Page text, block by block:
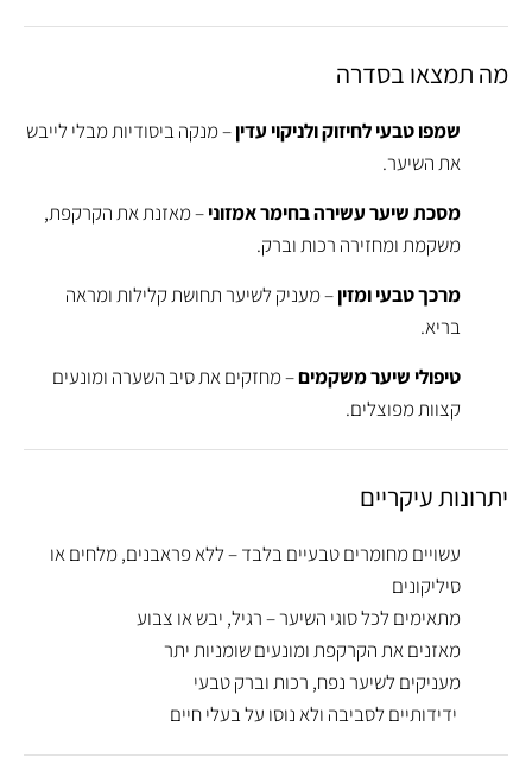
מה תמצאו בסדרה
שמפו טבעי לחיזוק ולניקוי עדין– מנקה ביסודיות מבלי לייבש
את השיער.
מסכת שיער עשירה בחימר אמזוני– מאזנת את הקרקפת,
משקמת ומחזירה רכות וברק.
מרכך טבעי ומזין– מעניק לשיער תחושת קלילות ומראה
בריא.
טיפולי שיער משקמים– מחזקים את סיב השערה ומונעים
קצוות מפוצלים.
יתרונות עיקריים
עשויים מחומרים טבעיים בלבד – ללא פראבנים, מלחים או
סיליקונים
מתאימים לכל סוגי השיער – רגיל, יבש או צבוע
מאזנים את הקרקפת ומונעים שומניות יתר
מעניקים לשיער נפח, רכות וברק טבעי
ידידותיים לסביבה ולא נוסו על בעלי חיים